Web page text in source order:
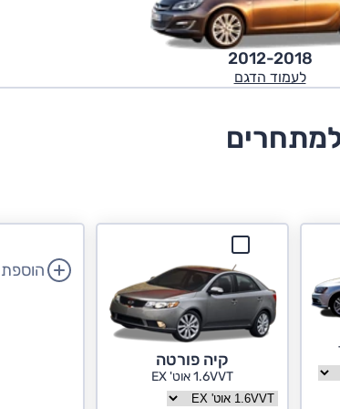
2012-2018
לעמוד הדגם
קיה פורטה
1.6VVT אוט' EX
בחר גרסה קיה פורטה